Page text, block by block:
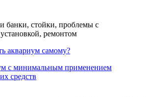
банки, стойки, проблемы с
ремонтом
аквариум самому?
с минимальным применением
средств